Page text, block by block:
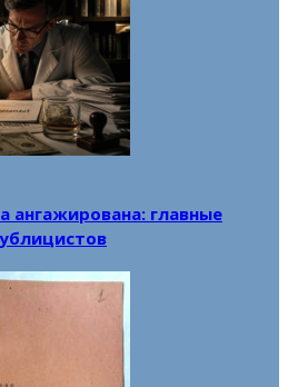
ангажирована: главные